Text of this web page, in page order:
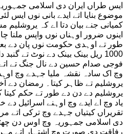
ایس طراں ایران دی اسلامی
موضوع بنایا اتے ایدے بانی نوں ایس
کمیانی جنے بیان دتا اے کہ یروشلیم
اینوں ضرور اوہناں نوں واپس ملنا
طور تے اوہدی حکومت نوں پان دے
1000 ریل بینک بینک دے نوٹ تے
وچ اک سادہ نقشہ ملیا جہدے وچ
یروشلیم تے ظاہر کیتا۔ رمضان دے
یروشلیم دے دن دے طور تے حکم
یاد وچ اے ایدے وچ اوہنے اسرائیل
تقریراں کیتیاں جہدے وچ ترکی اتے
دی اسلامی جمہوریہ وچ اوس دن
رفاقت دی صورت وچ اشتہار اتے مہر